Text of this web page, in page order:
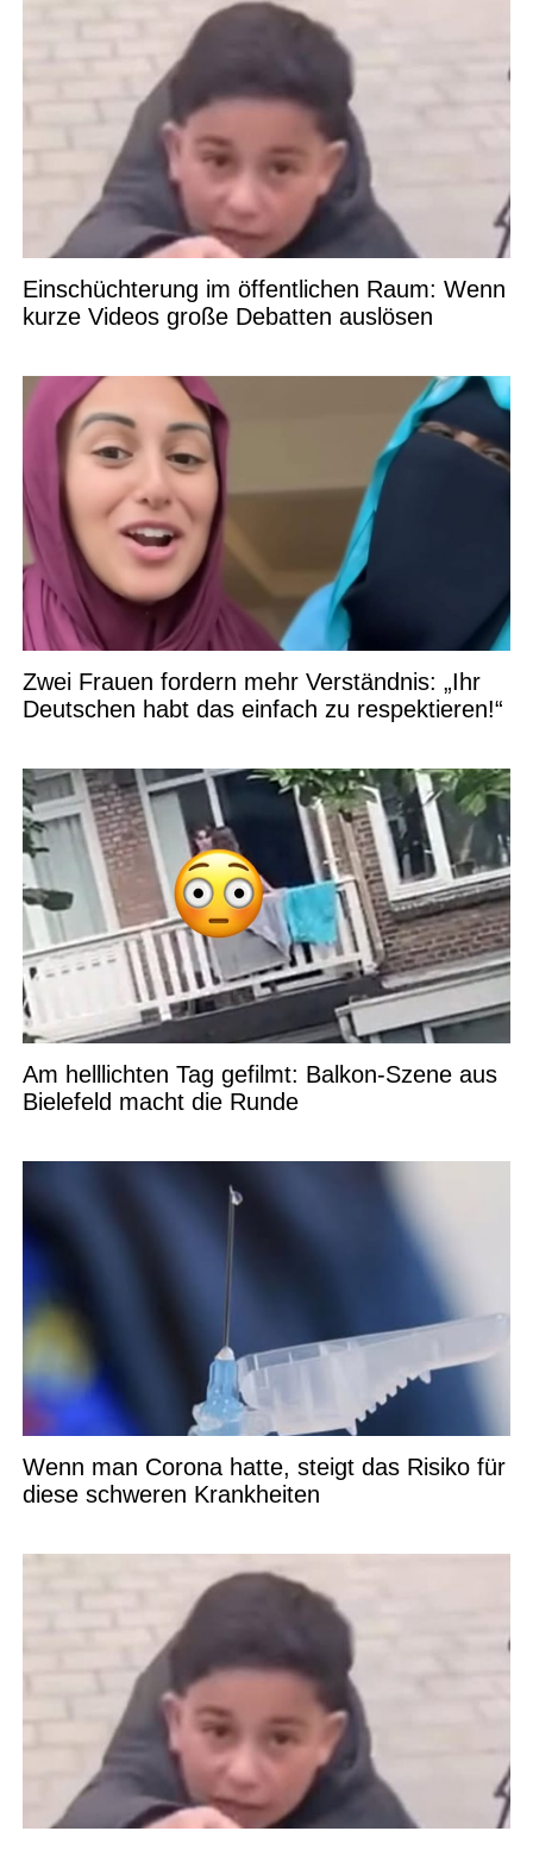
Einschüchterung im öffentlichen Raum: Wenn
kurze Videos große Debatten auslösen
Zwei Frauen fordern mehr Verständnis: „Ihr
Deutschen habt das einfach zu respektieren!“
Am helllichten Tag gefilmt: Balkon-Szene aus
Bielefeld macht die Runde
Wenn man Corona hatte, steigt das Risiko für
diese schweren Krankheiten